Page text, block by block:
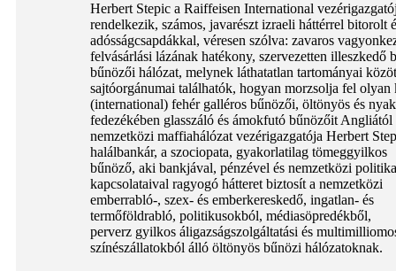
Herbert Stepic a Raiffeisen International
rendelkezik, számos, javarészt izraeli háttérrel bitorolt
adósságcsapdákkal, véresen szólva: zavaros
felvásárlási lázának hatékony, szervezetten
bűnözői hálózat, melynek láthatatlan tartományai
sajtóorgánumai találhatók, hogyan morzsolja fel
(international) fehér galléros bűnözői, öltönyös és
fedezékében glasszáló és ámokfutó bűnözőit Angliától
nemzetközi maffiahálózat vezérigazgatója Herbert
halálbankár, a szociopata, gyakorlatilag tömeggyilkos
bűnöző, aki bankjával, pénzével és nemzetközi
kapcsolataival ragyogó hátteret biztosít a nemzetközi
emberrabló-, szex- és emberkereskedő, ingatlan- és
termőföldrabló, politikusokból, médiasöpredékből,
perverz gyilkos áligazságszolgáltatási és
színészállatokból álló öltönyös bűnözi hálózatoknak.